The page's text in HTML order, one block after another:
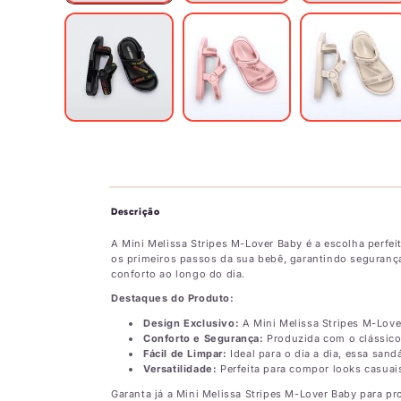
Descrição
A Mini Melissa Stripes M-Lover Baby é a escolha
os primeiros passos da sua bebê, garantindo
conforto ao longo do dia.
Destaques do Produto:
Design Exclusivo: A Mini Melissa Stripes M-
Conforto e Segurança: Produzida com o
Fácil de Limpar: Ideal para o dia a dia, essa
Versatilidade: Perfeita para compor looks
Garanta já a Mini Melissa Stripes M-Lover Baby para